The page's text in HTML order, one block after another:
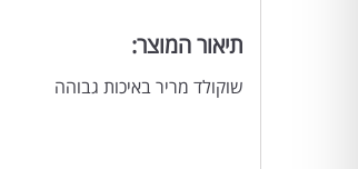
תיאור המוצר:
שוקולד מריר באיכות גבוהה